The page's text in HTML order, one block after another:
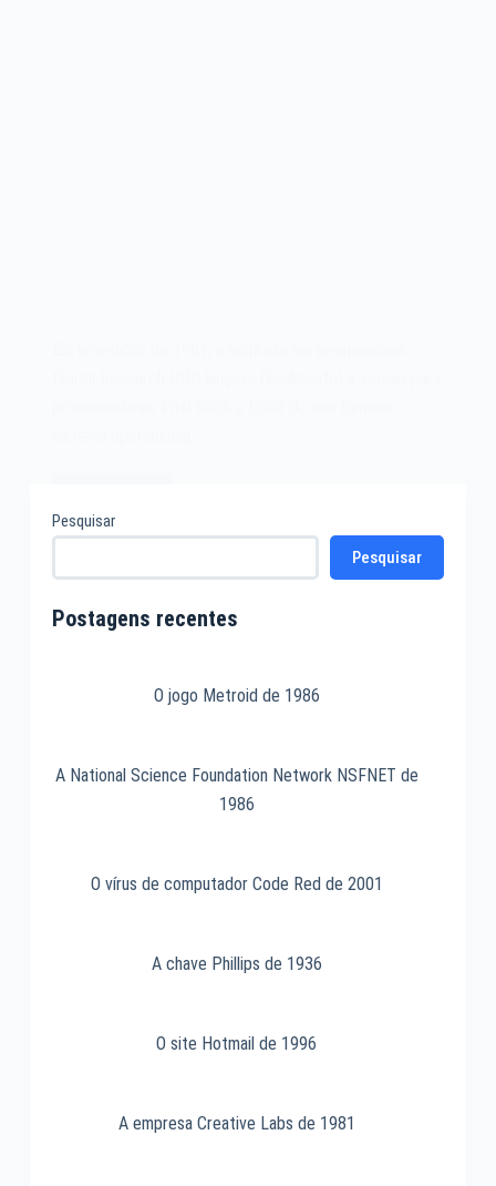
sistema
86
Pesquisar
Pesquisar
Postagens recentes
O jogo Metroid de 1986
A National Science Foundation Network NSFNET de
1986
O vírus de computador Code Red de 2001
A chave Phillips de 1936
O site Hotmail de 1996
A empresa Creative Labs de 1981